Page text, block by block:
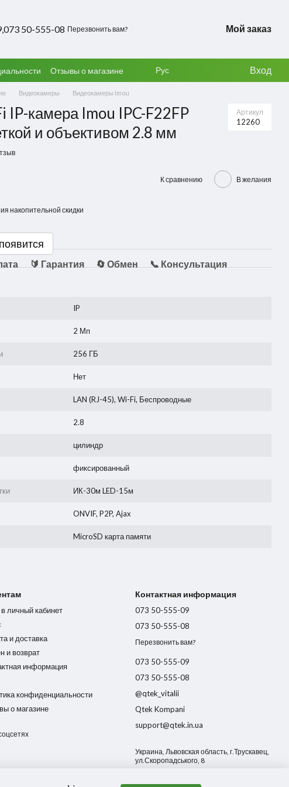
073 50-555-08 Перезвонить вам? Мой заказ
Отзывы о магазине Рус Вход
Видеокамеры Видеокамеры Imou
IP-камера Imou IPC-F22FP
и объективом 2.8 мм
Артикул
12260
К сравнению В желания
накопительной скидки
🔰 Гарантия 🔄 Обмен
📞 Консультация
IP
2 Мп
256 ГБ
Нет
LAN (RJ-45), Wi-Fi, Беспроводные
2.8
цилиндр
фиксированный
ИК-30м LED-15м
ONVIF, P2P, Ajax
MicroSD карта памяти
личный кабинет
и доставка
и возврат
информация
конфиденциальности
о магазине
Контактная информация
073 50-555-09
073 50-555-08
Перезвонить вам?
073 50-555-09
073 50-555-08
@qtek_vitalii
Qtek Kompani
support@qtek.in.ua
Украина, Львовская область, г.Трускавец,
ул.Скоропадського, 8